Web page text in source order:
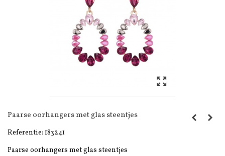
Paarse oorhangers met glas steentjes
Referentie: 183241
Paarse oorhangers met glas steentjes